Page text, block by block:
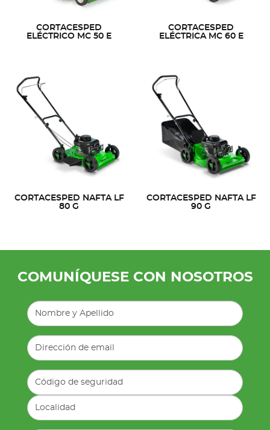
CORTACESPED
ELÉCTRICO MC 50 E
CORTACESPED
ELÉCTRICA MC 60 E
CORTACESPED NAFTA LF
80 G
CORTACESPED NAFTA LF
90 G
COMUNÍQUESE CON NOSOTROS